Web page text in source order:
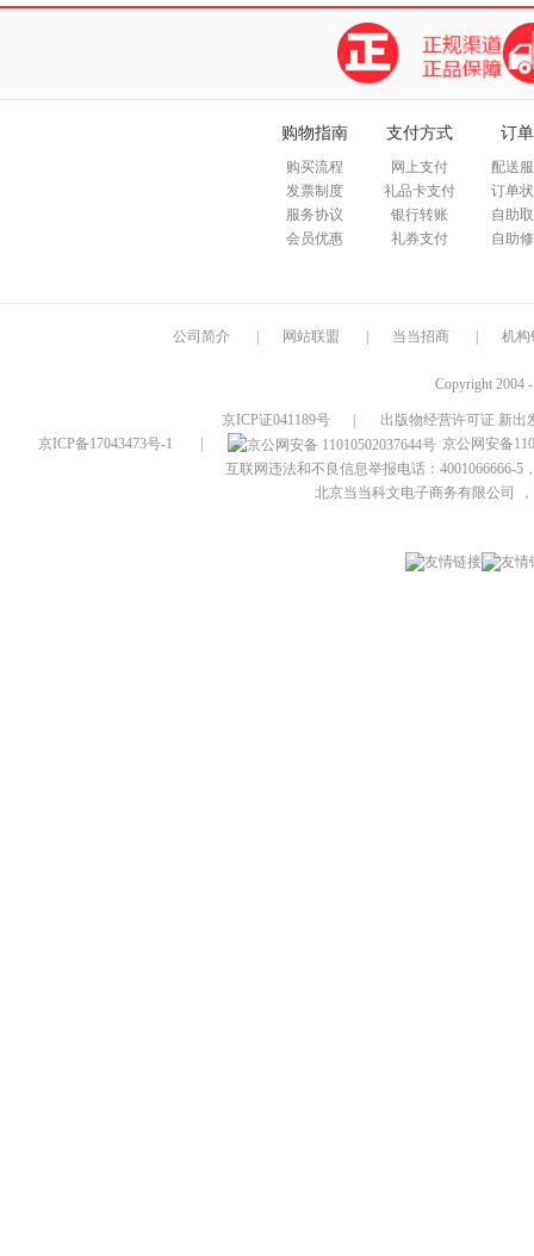
购物指南
购买流程
发票制度
服务协议
会员优惠
支付方式
网上支付
礼品卡支付
银行转账
礼券支付
订
配送
订单
自助
自助
公司简介 网站联盟 当当招商 机构
Copyright 2004
京ICP证041189号
出版物经营许可证 新出
京ICP备17043473号-1
京公网安备
互联网违法和不良信息举报电话：4001066666-5
北京当当科文电子商务有限公司